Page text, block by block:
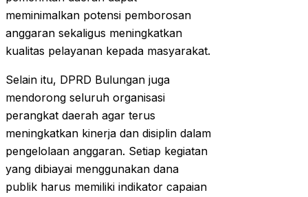
meminimalkan potensi pemborosan
anggaran sekaligus meningkatkan
kualitas pelayanan kepada masyarakat.
Selain itu, DPRD Bulungan juga
mendorong seluruh organisasi
perangkat daerah agar terus
meningkatkan kinerja dan disiplin dalam
pengelolaan anggaran. Setiap kegiatan
yang dibiayai menggunakan dana
publik harus memiliki indikator capaian